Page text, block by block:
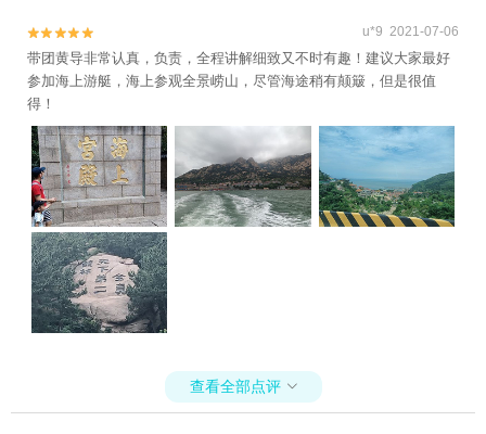

 u*9 2021-07-06
带团黄导非常认真，负责，全程讲解细致又不时有趣！建议大家最好
参加海上游艇，海上参观全景崂山，尽管海途稍有颠簸，但是很值
得！
查看全部点评 